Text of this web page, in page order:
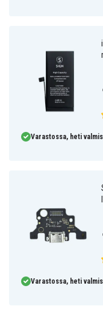
Varastossa, heti
Varastossa, heti